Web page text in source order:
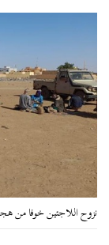
نزوح اللاجئين خوفا من